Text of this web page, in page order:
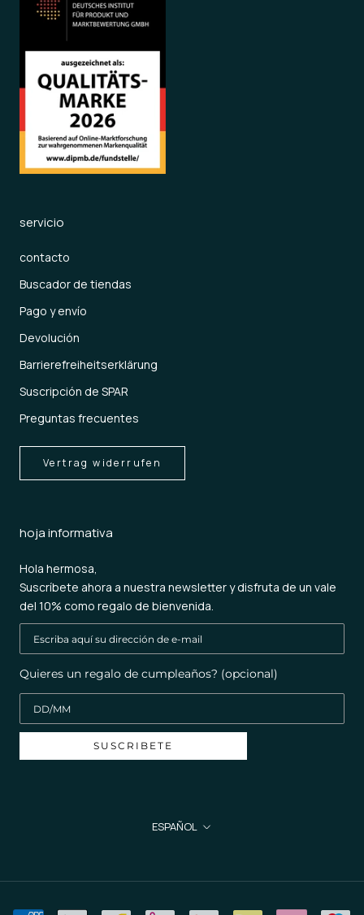
servicio
contacto
Buscador de tiendas
Pago y envío
Devolución
Barrierefreiheitserklärung
Suscripción de SPAR
Preguntas frecuentes
Vertrag widerrufen
hoja informativa
Hola hermosa,
Suscríbete ahora a nuestra newsletter y disfruta de un vale
del 10% como regalo de bienvenida.
Quieres un regalo de cumpleaños? (opcional)
SUSCRIBETE
Idioma
ESPAÑOL